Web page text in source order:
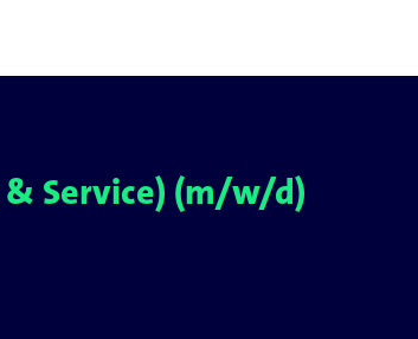
Service) (m/w/d)